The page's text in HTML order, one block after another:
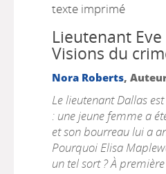
texte imprimé
Lieutenant
Visions du
Nora Roberts,
Le lieutenant Dallas
: une jeune femme a
et son bourreau lui a
Pourquoi Elisa
un tel sort ? À première